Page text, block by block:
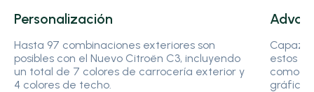
Personalización
Hasta 97 combinaciones exteriores son
posibles con el Nuevo Citroën C3, incluyendo
un total de 7 colores de carrocería exterior y
4 colores de techo.
Capaz
estos
gráfico